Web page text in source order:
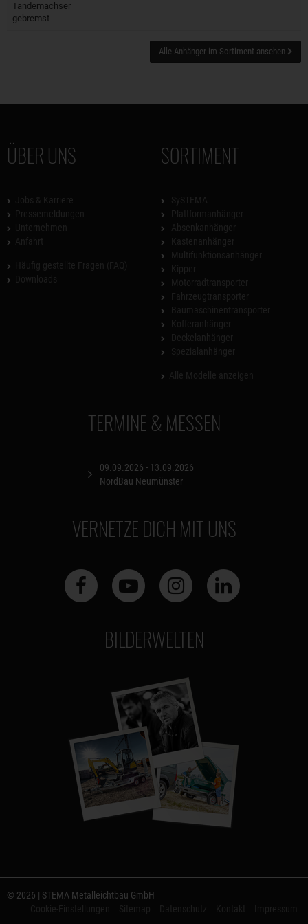
Tandemachser
gebremst
Alle Anhänger im Sortiment ansehen
ÜBER UNS SORTIMENT
TERMINE & MESSEN
09.09.2026 - 13.09.2026
NordBau Neumünster
VERNETZE DICH MIT UNS
BILDERWELTEN
© 2026 | STEMA Metalleichtbau GmbH